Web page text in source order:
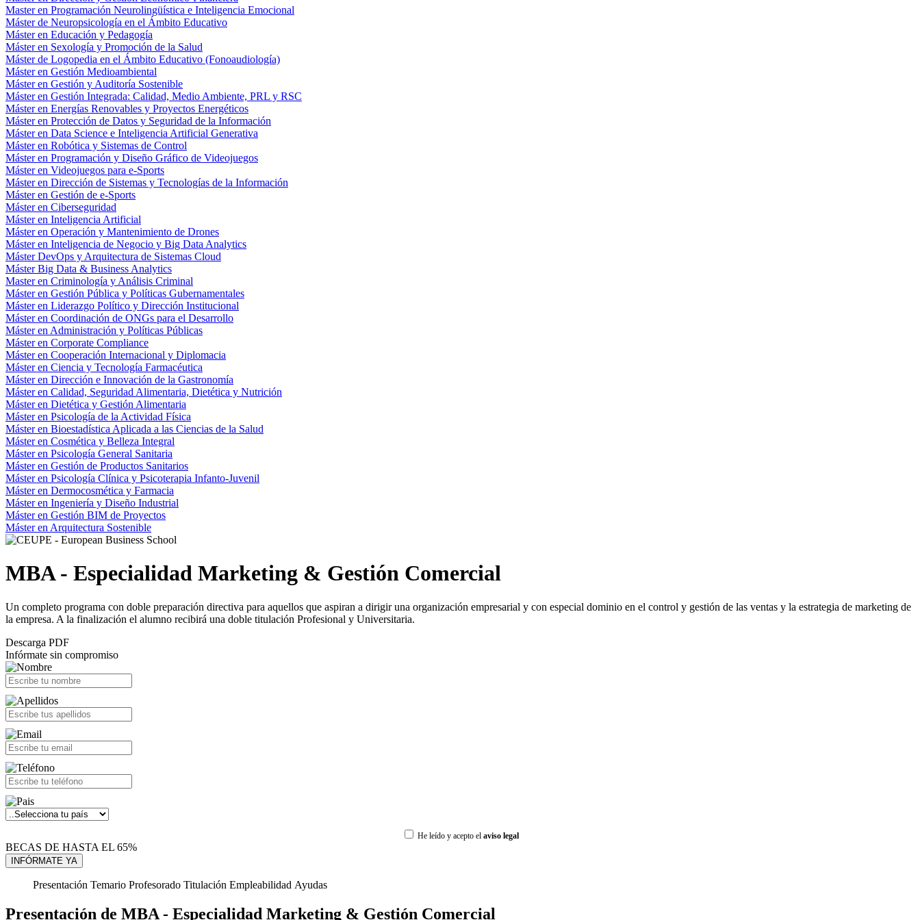
Master en Programación Neurolingüística e Inteligencia Emocional
Máster de Neuropsicología en el Ámbito Educativo
Máster en Educación y Pedagogía
Máster en Sexología y Promoción de la Salud
Máster de Logopedia en el Ámbito Educativo (Fonoaudiología)
Máster en Gestión Medioambiental
Máster en Gestión y Auditoría Sostenible
Máster en Gestión Integrada: Calidad, Medio Ambiente, PRL y RSC
Máster en Energías Renovables y Proyectos Energéticos
Máster en Protección de Datos y Seguridad de la Información
Máster en Data Science e Inteligencia Artificial Generativa
Máster en Robótica y Sistemas de Control
Máster en Programación y Diseño Gráfico de Videojuegos
Máster en Videojuegos para e-Sports
Máster en Dirección de Sistemas y Tecnologías de la Información
Máster en Gestión de e-Sports
Máster en Ciberseguridad
Máster en Inteligencia Artificial
Máster en Operación y Mantenimiento de Drones
Máster en Inteligencia de Negocio y Big Data Analytics
Máster DevOps y Arquitectura de Sistemas Cloud
Máster Big Data & Business Analytics
Master en Criminología y Análisis Criminal
Máster en Gestión Pública y Políticas Gubernamentales
Máster en Liderazgo Político y Dirección Institucional
Máster en Coordinación de ONGs para el Desarrollo
Máster en Administración y Políticas Públicas
Máster en Corporate Compliance
Máster en Cooperación Internacional y Diplomacia
Máster en Ciencia y Tecnología Farmacéutica
Máster en Dirección e Innovación de la Gastronomía
Máster en Calidad, Seguridad Alimentaria, Dietética y Nutrición
Máster en Dietética y Gestión Alimentaria
Máster en Psicología de la Actividad Física
Máster en Bioestadística Aplicada a las Ciencias de la Salud
Máster en Cosmética y Belleza Integral
Máster en Psicología General Sanitaria
Máster en Gestión de Productos Sanitarios
Máster en Psicología Clínica y Psicoterapia Infanto-Juvenil
Máster en Dermocosmética y Farmacia
Máster en Ingeniería y Diseño Industrial
Máster en Gestión BIM de Proyectos
Máster en Arquitectura Sostenible
MBA - Especialidad Marketing & Gestión Comercial
Un completo programa con doble preparación directiva para aquellos que aspiran a dirigir una organización empresarial y con especial dominio en el control y gestión de las ventas y la estrategia de marketing de
la empresa. A la finalización el alumno recibirá una doble titulación Profesional y Universitaria.
Descarga PDF
Infórmate sin compromiso
He leído y acepto el aviso legal
BECAS DE HASTA EL 65%
Presentación Temario Profesorado Titulación Empleabilidad Ayudas
Presentación de MBA - Especialidad Marketing & Gestión Comercial